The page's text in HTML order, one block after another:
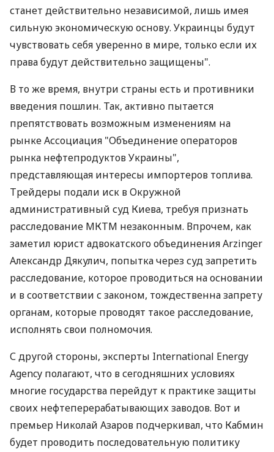
станет действительно независимой, лишь имея
сильную экономическую основу. Украинцы будут
чувствовать себя уверенно в мире, только если их
права будут действительно защищены".
В то же время, внутри страны есть и противники
введения пошлин. Так, активно пытается
препятствовать возможным изменениям на
рынке Ассоциация "Объединение операторов
рынка нефтепродуктов Украины",
представляющая интересы импортеров топлива.
Трейдеры подали иск в Окружной
административный суд Киева, требуя признать
расследование МКТМ незаконным. Впрочем, как
заметил юрист адвокатского объединения Arzinger
Александр Дякулич, попытка через суд запретить
расследование, которое проводиться на основании
и в соответствии с законом, тождественна запрету
органам, которые проводят такое расследование,
исполнять свои полномочия.
С другой стороны, эксперты International Energy
Agency полагают, что в сегодняшних условиях
многие государства перейдут к практике защиты
своих нефтеперерабатывающих заводов. Вот и
премьер Николай Азаров подчеркивал, что Кабмин
будет проводить последовательную политику